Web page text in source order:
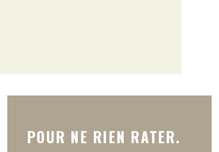
POUR NE RIEN RATER.